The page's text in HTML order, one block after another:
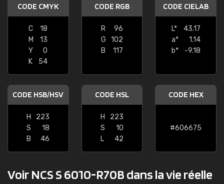
CODE CMYK
C
18
M
13
Y
0
K
54
CODE RGB
R
96
G
102
B
117
CODE CIELAB
L*
43.17
a*
1.14
b*
-9.18
CODE HSB/HSV
H
223
S
18
B
46
CODE HSL
H
223
S
10
L
42
CODE HEX
#606675
Voir NCS S 6010-R70B dans la vie réelle